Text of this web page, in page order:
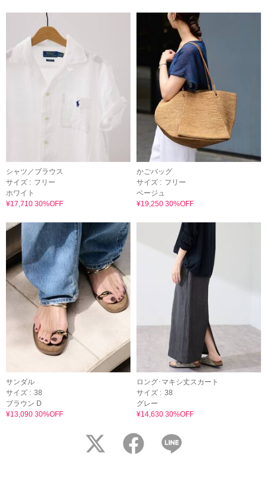
シャツ／ブラウス
サイズ : フリー
ホワイト
¥17,710 30%OFF
かごバッグ
サイズ : フリー
ベージュ
¥19,250 30%OFF
サンダル
サイズ : 38
ブラウン D
¥13,090 30%OFF
ロング･マキシ丈スカート
サイズ : 38
グレー
¥14,630 30%OFF
twitter facebook